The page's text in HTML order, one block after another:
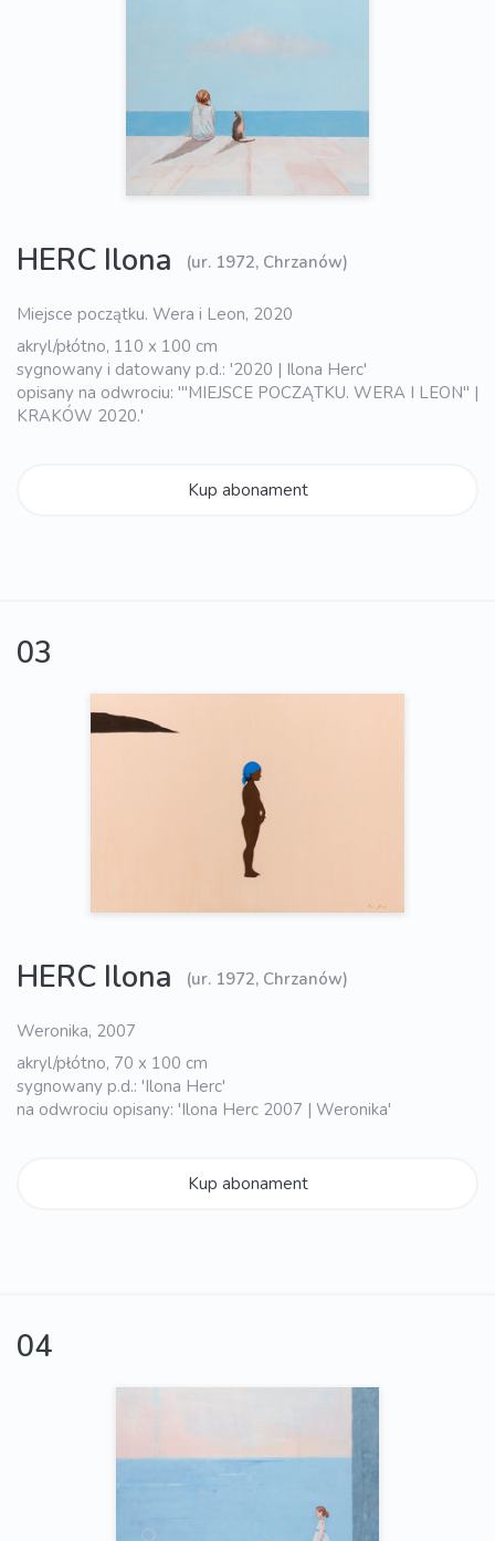
HERC Ilona (ur. 1972, Chrzanów)
Miejsce początku. Wera i Leon, 2020
akryl/płótno, 110 x 100 cm
sygnowany i datowany p.d.: '2020 | Ilona Herc'
opisany na odwrociu: '"MIEJSCE POCZĄTKU. WERA I LEON" |
KRAKÓW 2020.'
Kup abonament
03
HERC Ilona (ur. 1972, Chrzanów)
Weronika, 2007
akryl/płótno, 70 x 100 cm
sygnowany p.d.: 'Ilona Herc'
na odwrociu opisany: 'Ilona Herc 2007 | Weronika'
Kup abonament
04